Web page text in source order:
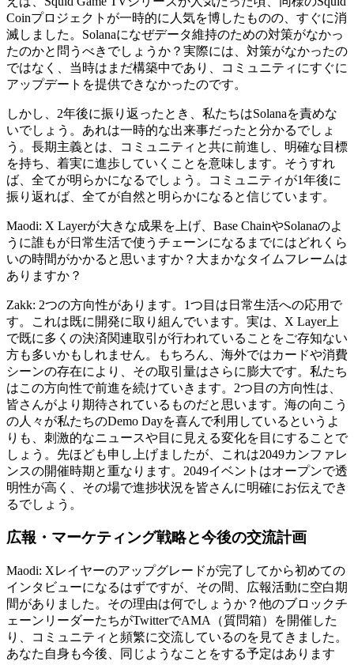
Coinプロジェクトが一時的に人気を博したものの、すぐに消
滅しました。Solanaになぜデータ維持のための対策がなかっ
たのかと問うべきでしょうか？実際には、対策がなかったの
ではなく、当時はまだ構築中であり、コミュニティにすぐに
アップデートを提供できなかったのです。
しかし、2年後に振り返ったとき、私たちはSolanaを責めな
いでしょう。あれは一時的な出来事だったと分かるでしょ
う。長期主義とは、コミュニティと共に前進し、明確な目標
を持ち、着実に進歩していくことを意味します。そうすれ
ば、全てが明らかになるでしょう。コミュニティが1年後に
振り返れば、全てが自然と明らかになると信じています。
Maodi: X Layerが大きな成果を上げ、Base ChainやSolanaのよ
うに誰もが日常生活で使うチェーンになるまでにはどれくら
いの時間がかかると思いますか？大まかなタイムフレームは
ありますか？
Zakk: 2つの方向性があります。1つ目は日常生活への応用で
す。これは既に開発に取り組んでいます。実は、X Layer上
で既に多くの決済関連取引が行われていることをご存知ない
方も多いかもしれません。もちろん、海外ではカードや消費
シーンの存在により、その取引量はさらに膨大です。私たち
はこの方向性で前進を続けていきます。2つ目の方向性は、
皆さんがより期待されているものだと思います。海の向こう
の人々が私たちのDemo Dayを喜んで利用しているというよ
りも、刺激的なニュースや目に見える変化を目にすることで
しょう。先ほども申し上げましたが、これは2049カンファレ
ンスの開催時期と重なります。2049イベントはオープンで透
明性が高く、その場で進捗状況を皆さんに明確にお伝えでき
るでしょう。
広報・マーケティング戦略と今後の交流計画
Maodi: Xレイヤーのアップグレードが完了してから初めての
インタビューになるはずですが、その間、広報活動に空白期
間がありました。その理由は何でしょうか？他のブロックチ
ェーンリーダーたちがTwitterでAMA（質問箱）を開催した
り、コミュニティと頻繁に交流しているのを見てきました。
あなた自身も今後、同じようなことをする予定はあります